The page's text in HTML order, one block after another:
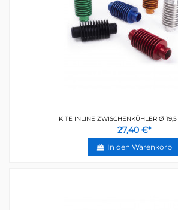
KITE INLINE ZWISCHENKÜHLER Ø
27,40 €*
In den Warenkorb